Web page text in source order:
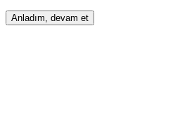
Anladım, devam et